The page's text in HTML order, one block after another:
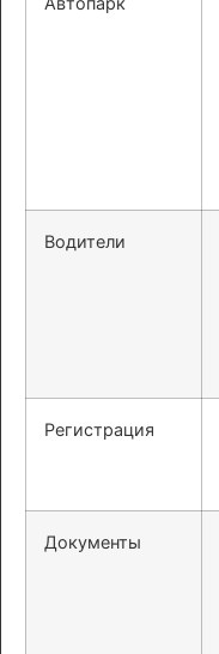
Водители
Регистрация
Документы